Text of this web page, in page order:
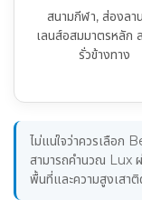
สนามกีฬา, ส่องลา
เลนส์อสมมาตรหลัก
รั่วข้างทาง
ไม่แน่ใจว่าควรเลือ
สามารถคำนวณ Lux
พื้นที่และความสูงเสา